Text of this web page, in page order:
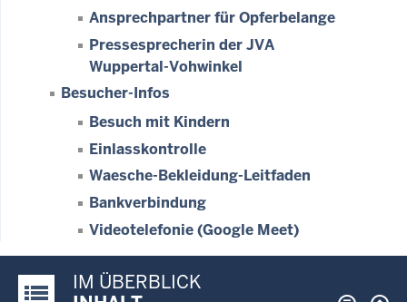
Ansprechpartner für Opferbelange
Pressesprecherin der JVA
Wuppertal-Vohwinkel
Besucher-Infos
Besuch mit Kindern
Einlasskontrolle
Waesche-Bekleidung-Leitfaden
Bankverbindung
Videotelefonie (Google Meet)
Justiz-Portal im Überblick:
IM ÜBERBLICK